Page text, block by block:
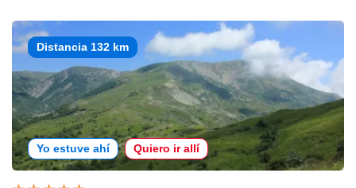
Distancia 132 km
Yo estuve ahí Quiero ir allí